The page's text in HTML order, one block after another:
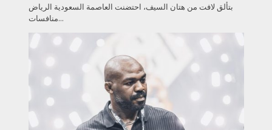
بتألق لافت من هتان السيف، احتضنت العاصمة السعودية الرياض
منافسات...